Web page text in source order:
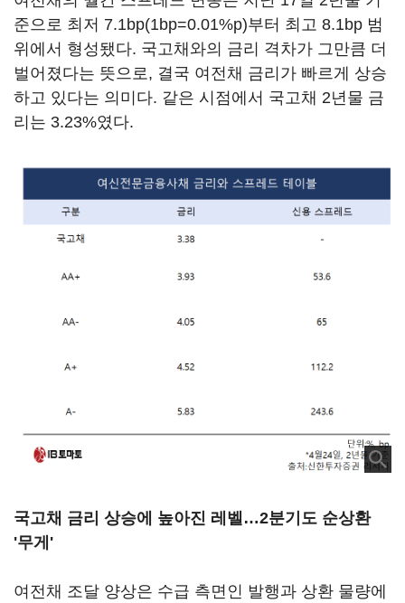
준으로 최저 7.1bp(1bp=0.01%p)부터 최고 8.1bp 범
위에서 형성됐다. 국고채와의 금리 격차가 그만큼 더
벌어졌다는 뜻으로, 결국 여전채 금리가 빠르게 상승
하고 있다는 의미다. 같은 시점에서 국고채 2년물 금
리는 3.23%였다.
국고채 금리 상승에 높아진 레벨…2분기도 순상환
'무게'
여전채 조달 양상은 수급 측면인 발행과 상환 물량에